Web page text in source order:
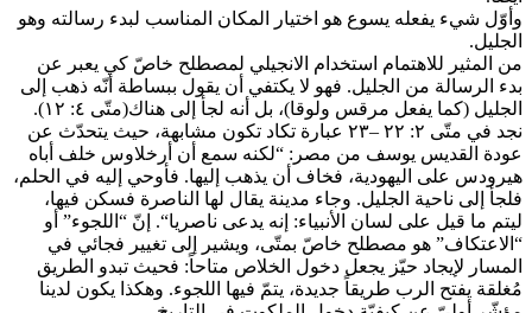
وأوّل شيء يفعله يسوع هو اختيار المكان المناسب لبدء رسالته وهو
الجليل.
من المثير للاهتمام استخدام الانجيلي لمصطلح خاصّ كي يعبر عن
بدء الرسالة من الجليل. فهو لا يكتفي أن يقول ببساطة أنّه ذهب إلى
الجليل (كما يفعل مرقس ولوقا)، بل أنه لجأ إلى هناك(متّى ٤: ١٢).
نجد في متّى ٢: ٢٢ –٢٣ عبارة تكاد تكون مشابهة، حيث يتحدّث عن
عودة القديس يوسف من مصر: “لكنه سمع أن أرخلاوس خلف أباه
هيرودس على اليهودية، فخاف أن يذهب إليها. فأوحي إليه في الحلم،
فلجأ إلى ناحية الجليل. وجاء مدينة يقال لها الناصرة فسكن فيها،
ليتم ما قيل على لسان الأنبياء: إنه يدعى ناصريا“. إنّ “اللجوء” أو
“الاعتكاف” هو مصطلح خاصّ بمتّى، ويشير إلى تغيير فجائي في
المسار لإيجاد حيّز يجعل دخول الخلاص متاحاً: فحيث تبدو الطريق
مُغلقة يفتح الرب طريقاً جديدة، يتمّ فيها اللجوء. وهكذا يكون لدينا